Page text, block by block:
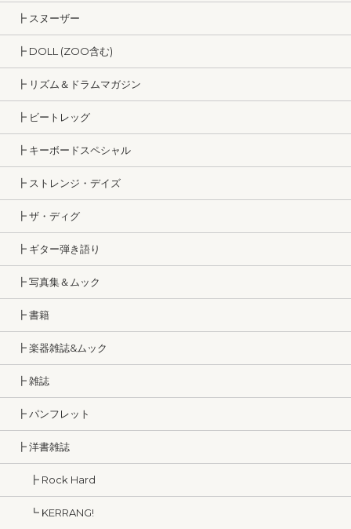
┣ スヌーザー
┣ DOLL (ZOO含む)
┣ リズム＆ドラムマガジン
┣ ビートレッグ
┣ キーボードスペシャル
┣ ストレンジ・デイズ
┣ ザ・ディグ
┣ ギター弾き語り
┣ 写真集＆ムック
┣ 書籍
┣ 楽器雑誌&ムック
┣ 雑誌
┣ パンフレット
┣ 洋書雑誌
┣ Rock Hard
┗ KERRANG!